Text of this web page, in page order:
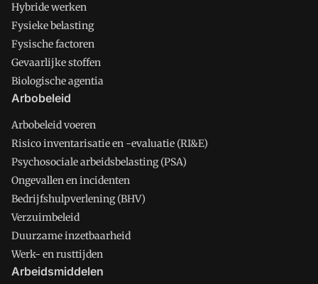
Hybride werken
Fysieke belasting
Fysische factoren
Gevaarlijke stoffen
Biologische agentia
Arbobeleid
Arbobeleid voeren
Risico inventarisatie en -evaluatie (RI&E)
Psychosociale arbeidsbelasting (PSA)
Ongevallen en incidenten
Bedrijfshulpverlening (BHV)
Verzuimbeleid
Duurzame inzetbaarheid
Werk- en rusttijden
Arbeidsmiddelen